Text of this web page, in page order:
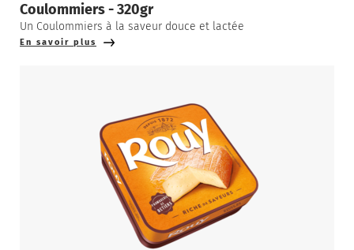
Coulommiers - 320gr
Un Coulommiers à la saveur douce et lactée
En savoir plus